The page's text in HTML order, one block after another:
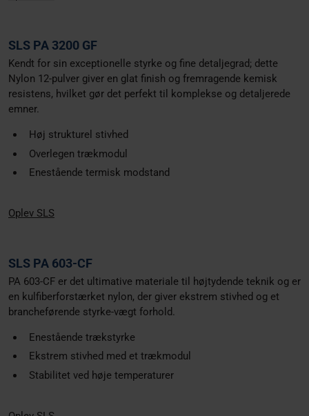
SLS PA 3200 GF
Kendt for sin exceptionelle styrke og fine detaljegrad; dette
Nylon 12-pulver giver en glat finish og fremragende kemisk
resistens, hvilket gør det perfekt til komplekse og detaljerede
emner.
Høj strukturel stivhed
Overlegen trækmodul
Enestående termisk modstand
Oplev SLS
SLS PA 603-CF
PA 603-CF er det ultimative materiale til højtydende teknik og er
en kulfiberforstærket nylon, der giver ekstrem stivhed og et
brancheførende styrke-vægt forhold.
Enestående trækstyrke
Ekstrem stivhed med et trækmodul
Stabilitet ved høje temperaturer